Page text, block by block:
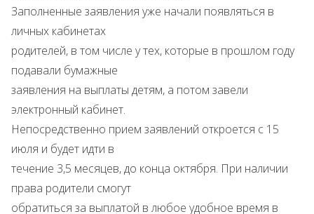
Заполненные заявления уже начали появляться в
личных кабинетах
родителей, в том числе у тех, которые в прошлом году
подавали бумажные
заявления на выплаты детям, а потом завели
электронный кабинет.
Непосредственно прием заявлений откроется с 15
июля и будет идти в
течение 3,5 месяцев, до конца октября. При наличии
права родители смогут
обратиться за выплатой в любое удобное время в